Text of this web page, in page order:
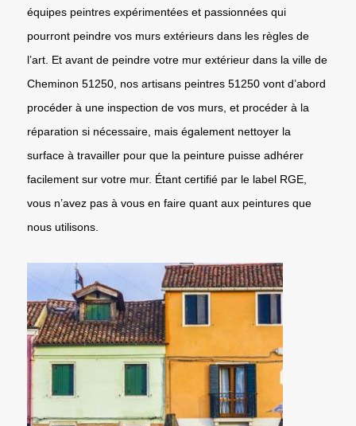
équipes peintres expérimentées et passionnées qui
pourront peindre vos murs extérieurs dans les règles de
l’art. Et avant de peindre votre mur extérieur dans la ville de
Cheminon 51250, nos artisans peintres 51250 vont d’abord
procéder à une inspection de vos murs, et procéder à la
réparation si nécessaire, mais également nettoyer la
surface à travailler pour que la peinture puisse adhérer
facilement sur votre mur. Étant certifié par le label RGE,
vous n’avez pas à vous en faire quant aux peintures que
nous utilisons.